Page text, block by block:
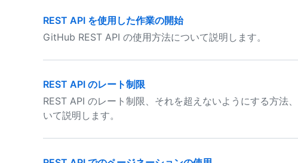
REST API を使用した作業の開始
GitHub REST API の使用方法について説明します。
REST API のレート制限
REST API のレート制限、それを超えないようにする方法
いて説明します。